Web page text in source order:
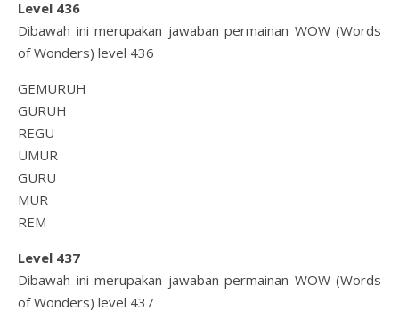
Level 436
Dibawah ini merupakan jawaban permainan WOW (Words
of Wonders) level 436
GEMURUH
GURUH
REGU
UMUR
GURU
MUR
REM
Level 437
Dibawah ini merupakan jawaban permainan WOW (Words
of Wonders) level 437